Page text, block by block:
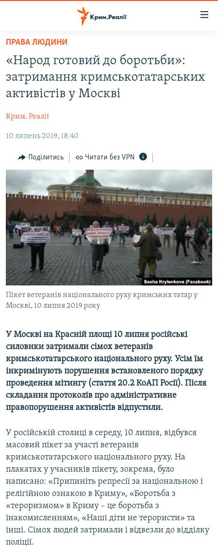
Перейти
основного
матеріалу
Перейти
до
основної
навігації
Перейти
пошуку
ВОДА.КРИМ
ВІДЕО ТА ФОТО
БЛОГИ
ПОГЛЯД
ІНТЕРВ'Ю
ВСЕ ЗА ДЕНЬ
СПЕЦПРОЕКТИ
ДЕПОРТАЦІЯ
ВІДЕОУРОКИ «ELIFBE»
СВІДЧЕННЯ ОКУПАЦІЇ
УКРАЇНСЬКА ПРОБЛЕМА КРИМУ
ІНФОГРАФІКА
ЯК ОБІЙТИ БЛОКУВАННЯ
Русский
Qırımtatar
ДОЛУЧАЙСЯ!
ПРАВА ЛЮДИНИ
«Народ готовий до боротьби»:
затримання кримськотатарських
активістів у Москві
Крим. Реалії
10 липень 2019, 18:40
Поділитись Читати без VPN
Пікет ветеранів національного руху кримських татар у
Москві, 10 липня 2019 року
У Москві на Красній площі 10 липня російські
силовики затримали сімох ветеранів
кримськотатарського національного руху. Усім їм
інкримінують порушення встановленого порядку
проведення мітингу (стаття 20.2 КоАП Росії). Після
складання протоколів про адміністративне
правопорушення активістів відпустили.
У російській столиці в середу, 10 липня, відбувся
масовий пікет за участі ветеранів
кримськотатарського національного руху. На
плакатах у учасників пікету, зокрема, було
написано: «Припиніть репресії за національною і
релігійною ознакою в Криму», «Боротьба з
«тероризмом» в Криму – це боротьба з
інакомисленням», «Наші діти не терористи» та
інші. Сімох людей затримали і відвезли до відділку
поліції.